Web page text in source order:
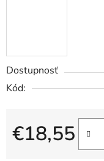
Dostupnosť
Kód:
€18,55
Jednotková cena: